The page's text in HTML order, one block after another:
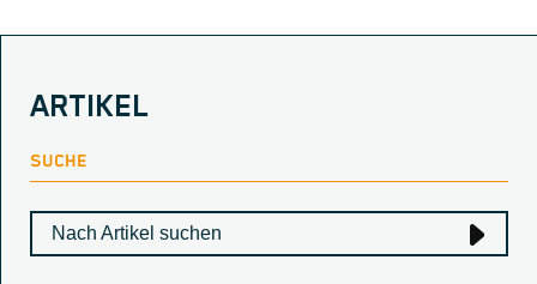
ARTIKEL
SUCHE